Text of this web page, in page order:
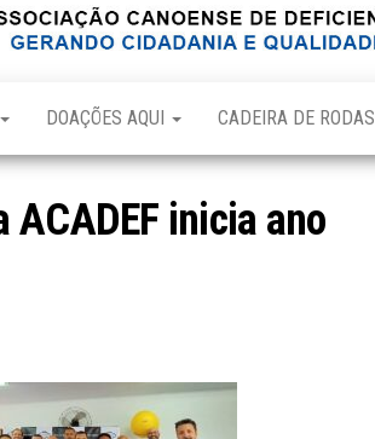
DOAÇÕES AQUI CADEIRA DE RODAS
inicia ano